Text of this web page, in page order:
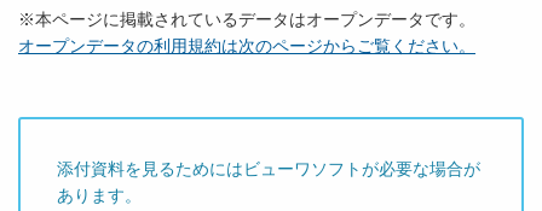
※本ページに掲載されているデータはオープンデータです。
オープンデータの利用規約は次のページからご覧ください。
添付資料を見るためにはビューワソフトが必要な場合が
あります。